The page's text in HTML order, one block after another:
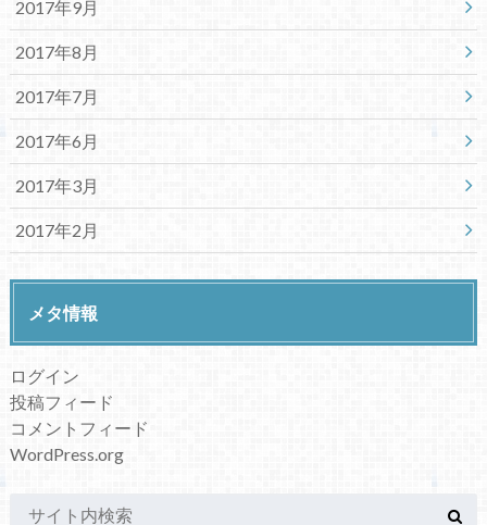
2017年9月
2017年8月
2017年7月
2017年6月
2017年3月
2017年2月
メタ情報
ログイン
投稿フィード
コメントフィード
WordPress.org